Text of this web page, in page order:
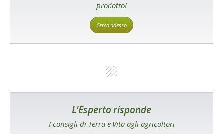
prodotto!
Cerca adesso
L'Esperto risponde
I consigli di Terra e Vita agli agricoltori